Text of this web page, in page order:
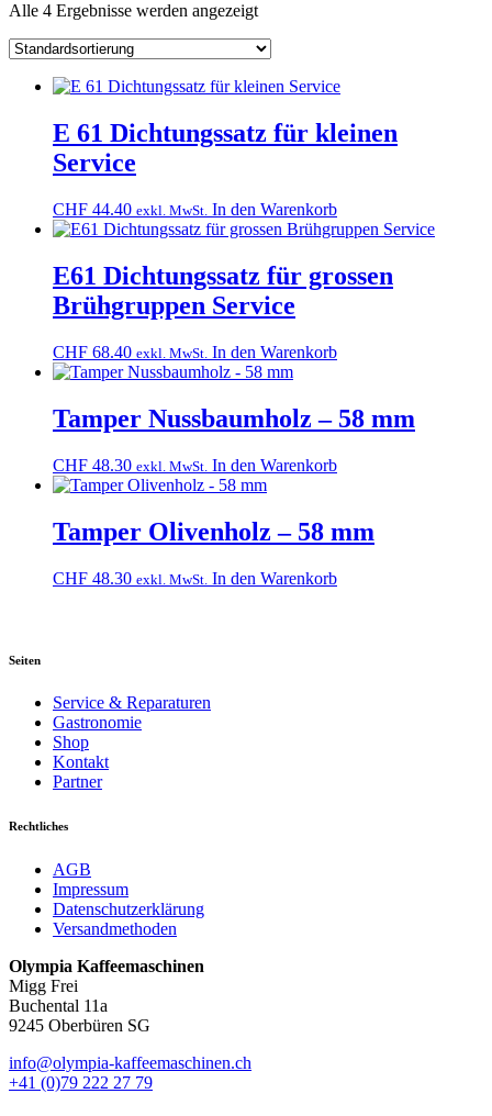
Alle 4 Ergebnisse werden angezeigt
E 61 Dichtungssatz für kleinen
Service
CHF 44.40 exkl. MwSt. In den Warenkorb
E61 Dichtungssatz für grossen
Brühgruppen Service
CHF 68.40 exkl. MwSt. In den Warenkorb
Tamper Nussbaumholz – 58 mm
CHF 48.30 exkl. MwSt. In den Warenkorb
Tamper Olivenholz – 58 mm
CHF 48.30 exkl. MwSt. In den Warenkorb
Seiten
Service & Reparaturen
Gastronomie
Shop
Kontakt
Partner
Rechtliches
AGB
Impressum
Datenschutzerklärung
Versandmethoden
Olympia Kaffeemaschinen
Migg Frei
Buchental 11a
9245 Oberbüren SG
info@olympia-kaffeemaschinen.ch
+41 (0)79 222 27 79